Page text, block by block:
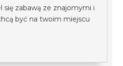
się zabawą ze znajomymi i
być na twoim miejscu